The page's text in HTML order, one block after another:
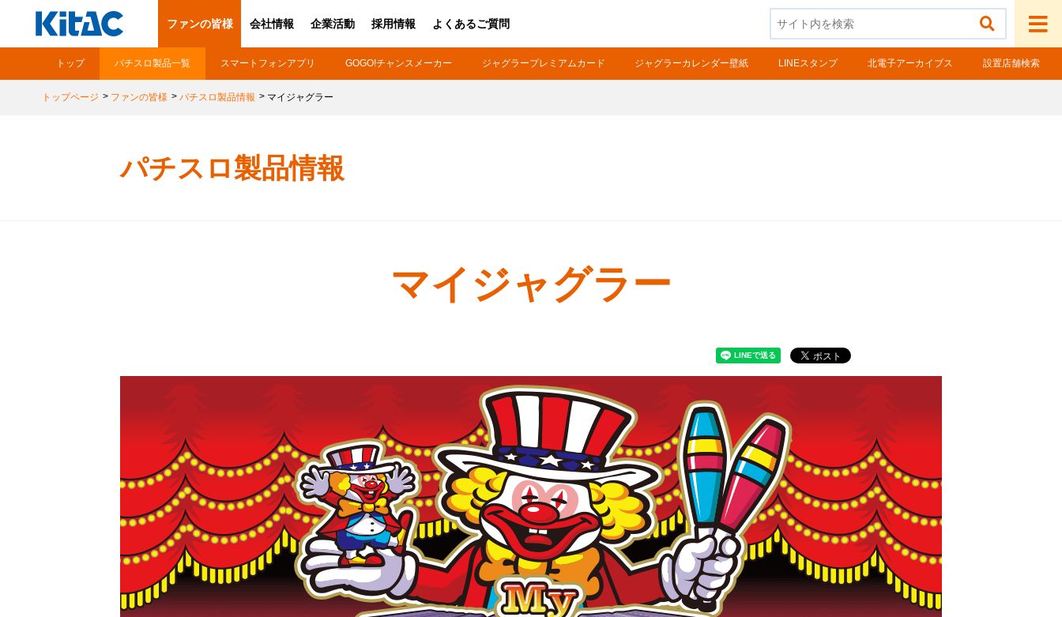
ファンの皆様 会社情報 企業活動 採用情報 よくあるご質問
北電子製品販売ネットワーク
印刷製本機器
スペシャルコンテンツ
株式会社北電子ホールディングス
株式会社ゼクロスクリエイティブ
株式会社キタック販売
北電子製品販売ネットワーク
採用情報
企業活動
トップ パチスロ製品一覧 スマートフォンアプリ GOGO!チャンスメーカー ジャグラープレミアムカード ジャグラーカレンダー壁紙 LINEスタンプ 北電子アーカイブス 設置店舗検索
トップページ ファンの皆様 パチスロ製品情報 マイジャグラー
パチスロ製品情報
マイジャグラー